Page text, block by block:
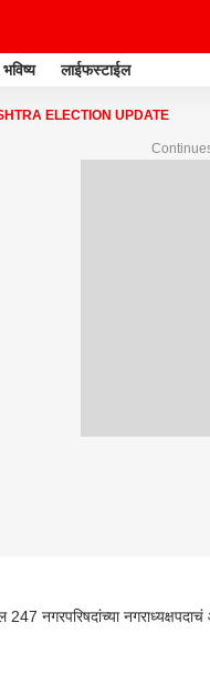
भविष्य लाईफस्टाईल
ELECTION UPDATE
राज्यातील 247 नगरपरिषदांच्या